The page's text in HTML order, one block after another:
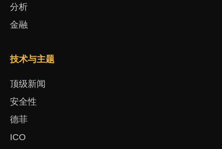
分析
金融
技术与主题
顶级新闻
安全性
德菲
ICO